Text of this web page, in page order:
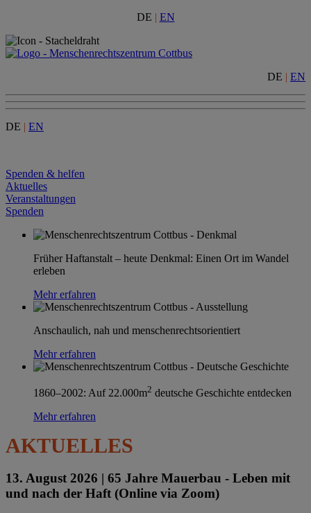
DE | EN
DE | EN
DE | EN
Spenden & helfen
Aktuelles
Veranstaltungen
Spenden
Früher Haftanstalt – heute Denkmal: Einen Ort im Wandel
erleben
Mehr erfahren
Anschaulich, nah und menschenrechtsorientiert
Mehr erfahren
1860–2002: Auf 22.000m2 deutsche Geschichte entdecken
Mehr erfahren
AKTUELLES
13. August 2026 | 65 Jahre Mauerbau - Leben mit
und nach der Haft (Online via Zoom)